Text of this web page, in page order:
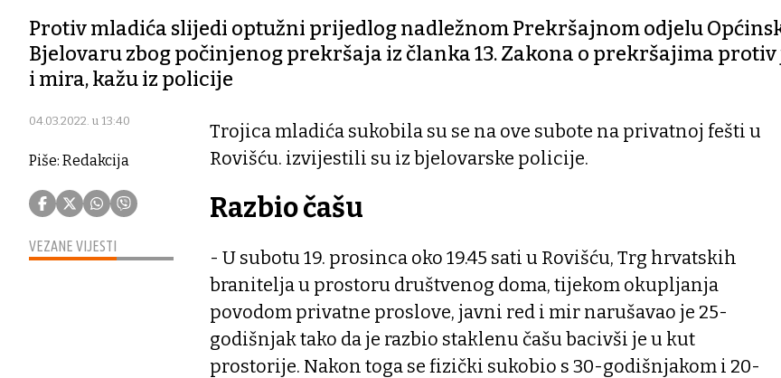
Protiv mladića slijedi optužni prijedlog nadležnom Prekršajnom odjelu
Bjelovaru zbog počinjenog prekršaja iz članka 13. Zakona o prekršajima protiv
i mira, kažu iz policije
04.03.2022. u 13:40
Piše: Redakcija
VEZANE VIJESTI
Trojica mladića sukobila su se na ove subote na privatnoj fešti u
Rovišću. izvijestili su iz bjelovarske policije.
Razbio čašu
- U subotu 19. prosinca oko 19.45 sati u Rovišću, Trg hrvatskih
branitelja u prostoru društvenog doma, tijekom okupljanja
povodom privatne proslove, javni red i mir narušavao je 25-
godišnjak tako da je razbio staklenu čašu bacivši je u kut
prostorije. Nakon toga se fizički sukobio s 30-godišnjakom i 20-